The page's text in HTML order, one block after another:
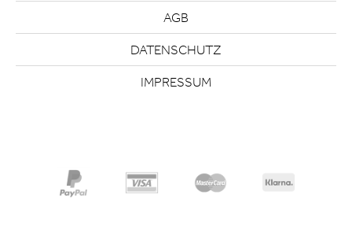
AGB
DATENSCHUTZ
IMPRESSUM